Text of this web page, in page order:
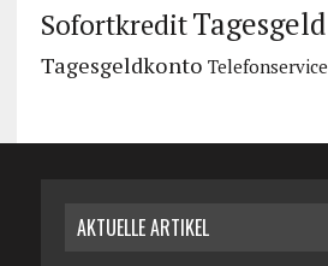
SofortkreditTagesgeld
Tagesgeldkonto Telefonservice
AKTUELLE ARTIKEL